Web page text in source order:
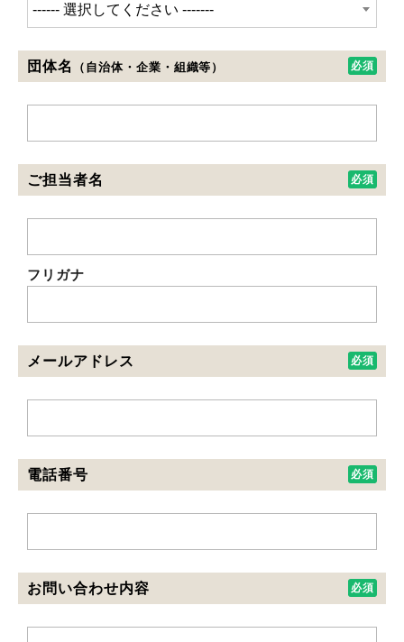
団体名 （自治体・企業・組織等）
ご担当者名
フリガナ
メールアドレス
電話番号
お問い合わせ内容